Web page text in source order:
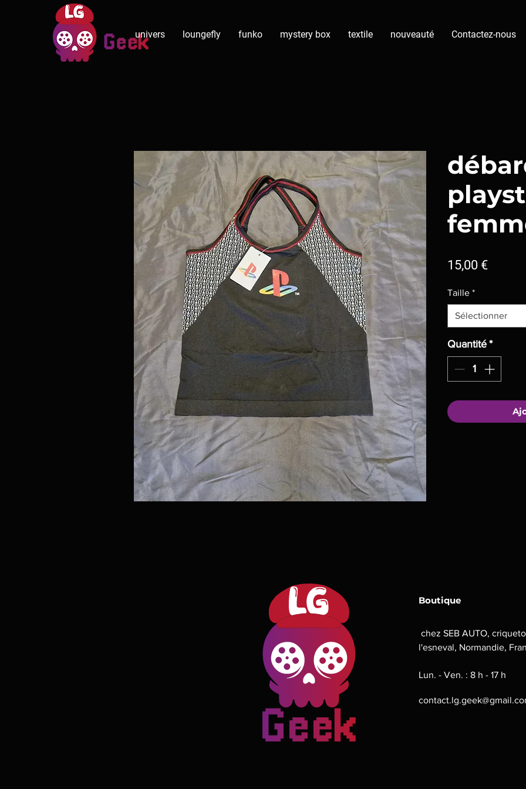
univers loungefly funko mystery box textile nouveauté Contactez-nous
15,00 €Prix
Taille *
Sélectionner
Quantité *
Boutique
chez SEB AUTO,
l'esneval, Normandie,
Lun. - Ven. : 8 h - 17 h